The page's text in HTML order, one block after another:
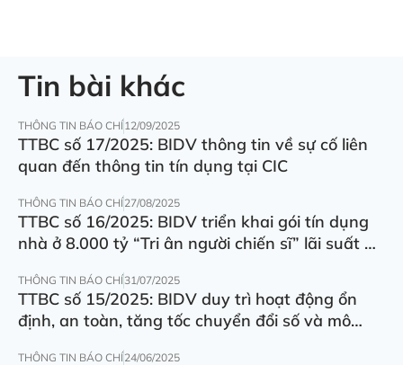
Tin bài khác
THÔNG TIN BÁO CHÍ12/09/2025
TTBC số 17/2025: BIDV thông tin về sự cố liên
quan đến thông tin tín dụng tại CIC
THÔNG TIN BÁO CHÍ27/08/2025
TTBC số 16/2025: BIDV triển khai gói tín dụng
nhà ở 8.000 tỷ “Tri ân người chiến sĩ” lãi suất ưu
THÔNG TIN BÁO CHÍ31/07/2025
TTBC số 15/2025: BIDV duy trì hoạt động ổn
định, an toàn, tăng tốc chuyển đổi số và mô
THÔNG TIN BÁO CHÍ24/06/2025